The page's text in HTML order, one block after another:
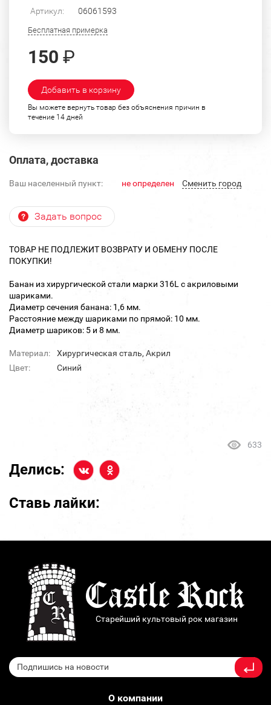
Артикул: 06061593
Бесплатная примерка
150 ₽
Добавить в корзину
Вы можете вернуть товар без объяснения причин в
течение 14 дней
Оплата, доставка
Ваш населенный пункт: не определен Cменить город
Задать вопрос
ТОВАР НЕ ПОДЛЕЖИТ ВОЗВРАТУ И ОБМЕНУ ПОСЛЕ
ПОКУПКИ!
Банан из хирургической стали марки 316L с акриловыми
шариками.
Диаметр сечения банана: 1,6 мм.
Расстояние между шариками по прямой: 10 мм.
Диаметр шариков: 5 и 8 мм.
Материал:
Хирургическая сталь, Акрил
Цвет:
Синий
633
Делись:
Ставь лайки:
Старейший культовый рок магазин
О компании